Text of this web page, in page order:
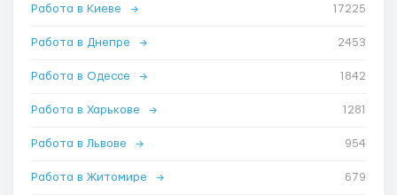
Работа в Киеве → 17225
Работа в Днепре → 2453
Работа в Одессе → 1842
Работа в Харькове → 1281
Работа в Львове → 954
Работа в Житомире → 679